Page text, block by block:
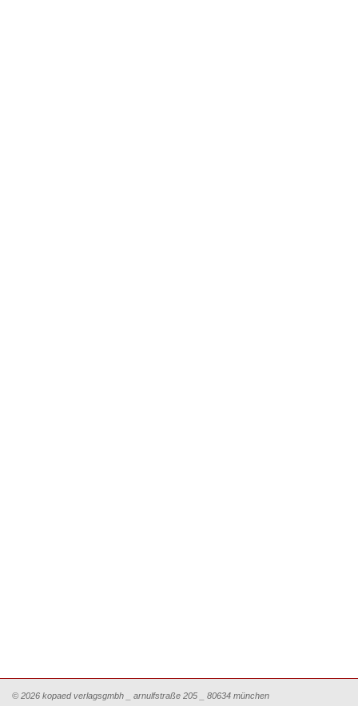
© 2026 kopaed verlagsgmbh _ arnulfstraße 205 _ 80634 münchen